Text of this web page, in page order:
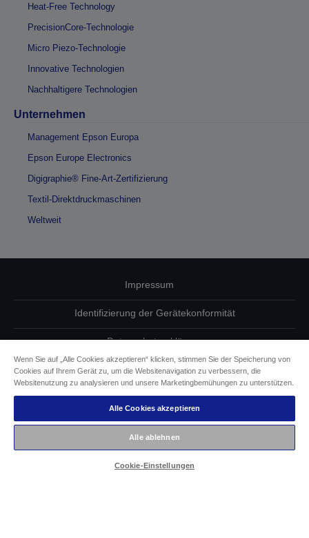
Heat-Free Technology
PrecisionCore-Technologie
Micro Piezo-Technologie
Innovative Technologien
Nachhaltigere Technologien
Unternehmen
Management Epson Europa
Epson Europe Electronics
Digigraphie® Fine-Art-Zertifizierung
Textil-Direktdruckmaschinen
Weltweit
Impressum
Identifizierung der Gerätekonformität
Datenschutzerklärung
Vertrag widerrufen
Einhaltung der EU-Datenverordnung
Fragen zum Datenschutz
Wenn Sie auf „Alle Cookies akzeptieren“ klicken, stimmen Sie der Speicherung von
Cookies auf Ihrem Gerät zu, um die Websitenavigation zu verbessern, die
Websitenutzung zu analysieren und unsere Marketingbemühungen zu unterstützen.
Alle Cookies akzeptieren
Alle ablehnen
Cookie-Einstellungen